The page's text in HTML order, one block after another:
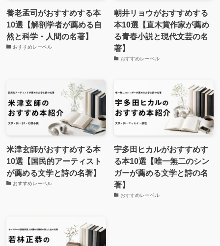
養老孟司がおすすめする本
10選【解剖学者が薦める自
然と科学・人間の名著】
おすすめレーベル
朝井リョウがおすすめする
本10選【直木賞作家が薦め
る青春小説と現代文芸の名
著】
おすすめレーベル
米津玄師がおすすめする本
10選【国民的アーティスト
が薦める文学と詩の名著】
おすすめレーベル
宇多田ヒカルがおすすめす
る本10選【唯一無二のシン
ガーが薦める文学と詩の名
著】
おすすめレーベル